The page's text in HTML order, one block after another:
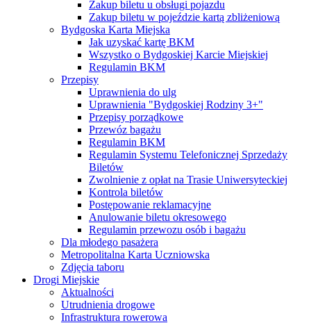
Zakup biletu u obsługi pojazdu
Zakup biletu w pojeździe kartą zbliżeniową
Bydgoska Karta Miejska
Jak uzyskać kartę BKM
Wszystko o Bydgoskiej Karcie Miejskiej
Regulamin BKM
Przepisy
Uprawnienia do ulg
Uprawnienia "Bydgoskiej Rodziny 3+"
Przepisy porządkowe
Przewóz bagażu
Regulamin BKM
Regulamin Systemu Telefonicznej Sprzedaży
Biletów
Zwolnienie z opłat na Trasie Uniwersyteckiej
Kontrola biletów
Postępowanie reklamacyjne
Anulowanie biletu okresowego
Regulamin przewozu osób i bagażu
Dla młodego pasażera
Metropolitalna Karta Uczniowska
Zdjęcia taboru
Drogi Miejskie
Aktualności
Utrudnienia drogowe
Infrastruktura rowerowa